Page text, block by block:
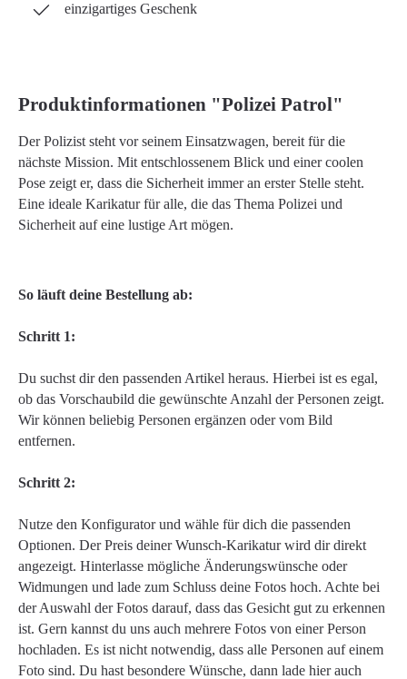
einzigartiges Geschenk
Produktinformationen "Polizei Patrol"
Der Polizist steht vor seinem Einsatzwagen, bereit für die
nächste Mission. Mit entschlossenem Blick und einer coolen
Pose zeigt er, dass die Sicherheit immer an erster Stelle steht.
Eine ideale Karikatur für alle, die das Thema Polizei und
Sicherheit auf eine lustige Art mögen.
So läuft deine Bestellung ab:
Schritt 1:
Du suchst dir den passenden Artikel heraus. Hierbei ist es egal,
ob das Vorschaubild die gewünschte Anzahl der Personen zeigt.
Wir können beliebig Personen ergänzen oder vom Bild
entfernen.
Schritt 2:
Nutze den Konfigurator und wähle für dich die passenden
Optionen. Der Preis deiner Wunsch-Karikatur wird dir direkt
angezeigt. Hinterlasse mögliche Änderungswünsche oder
Widmungen und lade zum Schluss deine Fotos hoch. Achte bei
der Auswahl der Fotos darauf, dass das Gesicht gut zu erkennen
ist. Gern kannst du uns auch mehrere Fotos von einer Person
hochladen. Es ist nicht notwendig, dass alle Personen auf einem
Foto sind. Du hast besondere Wünsche, dann lade hier auch